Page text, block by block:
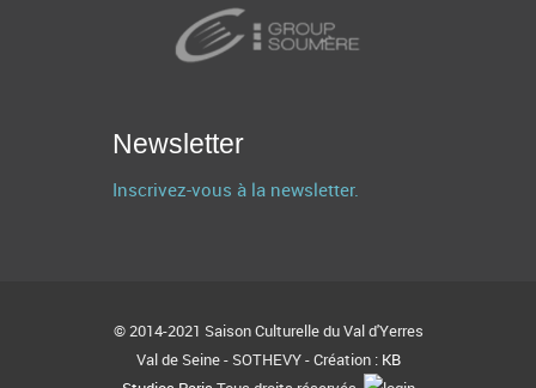
Newsletter
Inscrivez-vous à la newsletter.
© 2014-2021 Saison Culturelle du Val d'Yerres
Val de Seine - SOTHEVY - Création : KB